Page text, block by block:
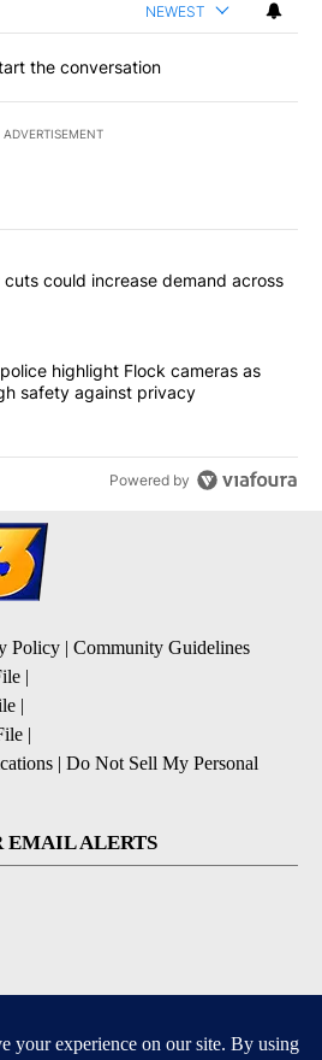
NEWEST
the conversation
ADVERTISEMENT
most commented articles in the last
SNAP cuts could increase
cuts could increase demand across
Springs police highlight Flock
highlight Flock cameras as
safety against privacy
Powered by
Policy | Community Guidelines
|
|
|
| Do Not Sell My Personal
EMAIL ALERTS